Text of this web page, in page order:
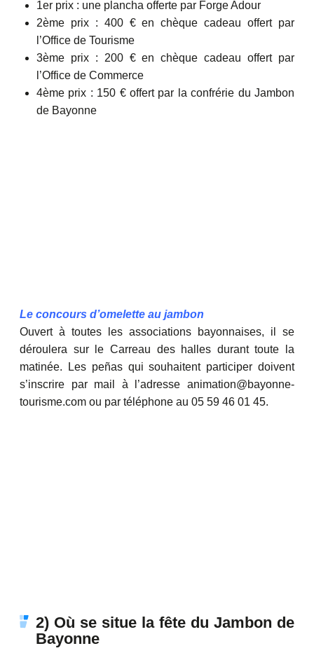
1er prix : une plancha offerte par Forge Adour
2ème prix : 400 € en chèque cadeau offert par
l’Office de Tourisme
3ème prix : 200 € en chèque cadeau offert par
l’Office de Commerce
4ème prix : 150 € offert par la confrérie du Jambon
de Bayonne
Le concours d’omelette au jambon
Ouvert à toutes les associations bayonnaises, il se
déroulera sur le Carreau des halles durant toute la
matinée. Les peñas qui souhaitent participer doivent
s’inscrire par mail à l’adresse animation@bayonne-
tourisme.com ou par téléphone au 05 59 46 01 45.
2) Où se situe la fête du Jambon de
Bayonne